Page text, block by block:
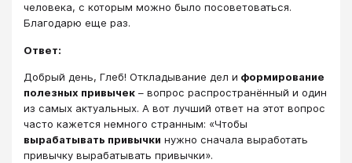
человека, с которым можно было посоветоваться.
Благодарю еще раз.
Ответ:
Добрый день, Глеб! Откладывание дел и формирование
полезных привычек – вопрос распространённый и один
из самых актуальных. А вот лучший ответ на этот вопрос
часто кажется немного странным: «Чтобы
вырабатывать привычки нужно сначала выработать
привычку вырабатывать привычки».